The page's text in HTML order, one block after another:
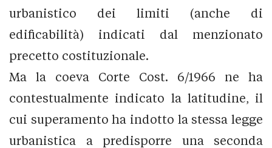
urbanistico dei limiti (anche di
edificabilità) indicati dal menzionato
precetto costituzionale.
Ma la coeva Corte Cost. 6/1966 ne ha
contestualmente indicato la latitudine, il
cui superamento ha indotto la stessa legge
urbanistica a predisporre una seconda